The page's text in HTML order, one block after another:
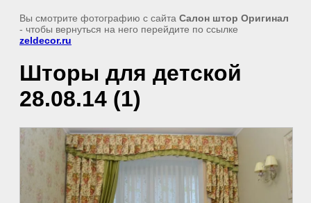
Вы смотрите фотографию с сайта Салон штор Оригинал
- чтобы вернуться на него перейдите по ссылке
zeldecor.ru
Шторы для детской
28.08.14 (1)